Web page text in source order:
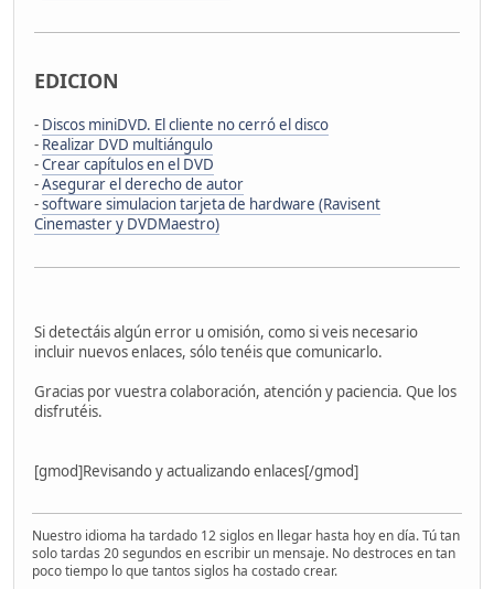
EDICION
- Discos miniDVD. El cliente no cerró el disco
- Realizar DVD multiángulo
-Crear capítulos en el DVD
-Asegurar el derecho de autor
-software simulacion tarjeta de hardware (Ravisent
Cinemaster y DVDMaestro)
Si detectáis algún error u omisión, como si veis necesario
incluir nuevos enlaces, sólo tenéis que comunicarlo.
Gracias por vuestra colaboración, atención y paciencia. Que los
disfrutéis.
[gmod]Revisando y actualizando enlaces[/gmod]
Nuestro idioma ha tardado 12 siglos en llegar hasta hoy en día. Tú tan
solo tardas 20 segundos en escribir un mensaje. No destroces en tan
poco tiempo lo que tantos siglos ha costado crear.